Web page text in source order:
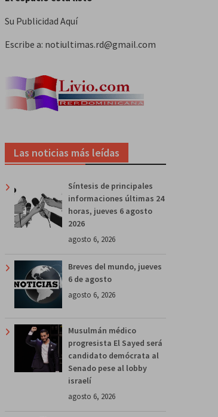
Su Publicidad Aquí
Escribe a: notiultimas.rd@gmail.com
Las noticias más leídas
Síntesis de principales
informaciones últimas 24
horas, jueves 6 agosto
2026
agosto 6, 2026
Breves del mundo, jueves
6 de agosto
agosto 6, 2026
Musulmán médico
progresista El Sayed será
candidato demócrata al
Senado pese al lobby
israelí
agosto 6, 2026